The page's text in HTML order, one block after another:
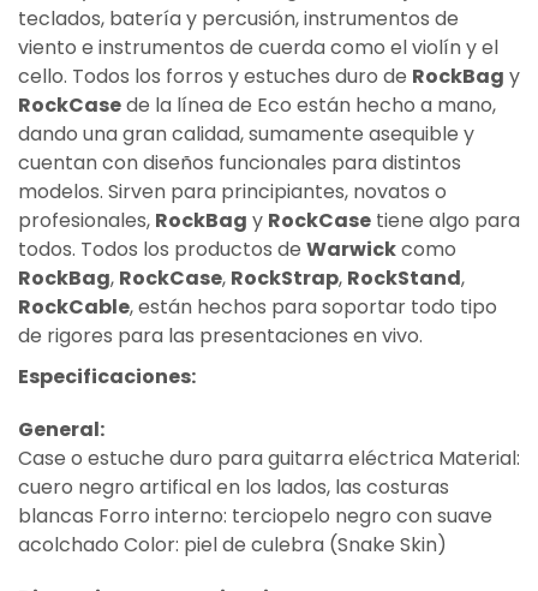
teclados, batería y percusión, instrumentos de
viento e instrumentos de cuerda como el violín y el
cello. Todos los forros y estuches duro de RockBag y
RockCasede la línea de Eco están hecho a mano,
dando una gran calidad, sumamente asequible y
cuentan con diseños funcionales para distintos
modelos. Sirven para principiantes, novatos o
profesionales, RockBag y RockCase tiene algo para
todos. Todos los productos de Warwickcomo
RockBag, RockCase, RockStrap, RockStand,
RockCable, están hechos para soportar todo tipo
de rigores para las presentaciones en vivo.
Especificaciones:
General:
Case o estuche duro para guitarra eléctrica Material:
cuero negro artifical en los lados, las costuras
blancas Forro interno: terciopelo negro con suave
acolchado Color: piel de culebra (Snake Skin)